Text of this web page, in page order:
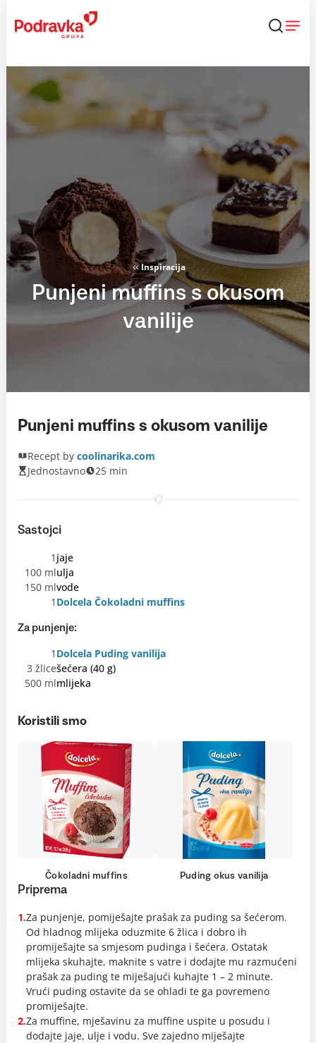
content
Inspiracija
Punjeni muffins s okusom
vanilije
Punjeni muffins s okusom vanilije
Recept by coolinarika.com
Jednostavno
25 min
Sastojci
1 jaje
100 mlulja
150 mlvode
1 Dolcela Čokoladni muffins
Za punjenje:
1 Dolcela Puding vanilija
3 žlicešećera (40 g)
500 mlmlijeka
Koristili smo
Čokoladni muffins Puding okus vanilija
Priprema
1.Za punjenje, pomiješajte prašak za puding sa šećerom.
Od hladnog mlijeka oduzmite 6 žlica i dobro ih
promiješajte sa smjesom pudinga i šećera. Ostatak
mlijeka skuhajte, maknite s vatre i dodajte mu razmućeni
prašak za puding te miješajući kuhajte 1 – 2 minute.
Vrući puding ostavite da se ohladi te ga povremeno
promiješajte.
2.Za muffine, mješavinu za muffine uspite u posudu i
dodajte jaje, ulje i vodu. Sve zajedno miješajte